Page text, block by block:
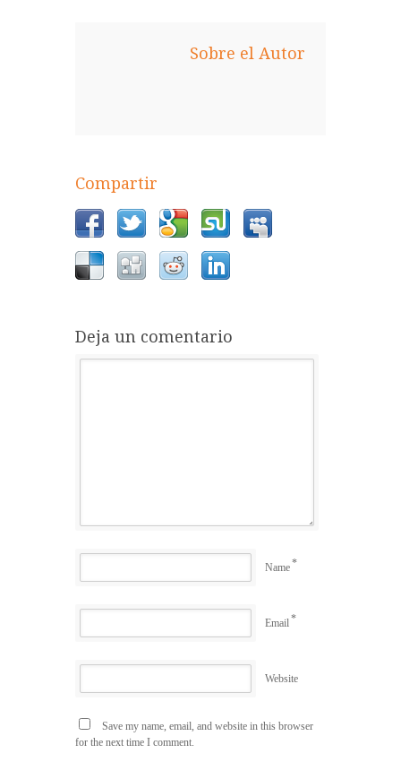
Sobre el Autor
Compartir
Deja un comentario
Name*
Email*
Website
Save my name, email, and website in this browser
for the next time I comment.